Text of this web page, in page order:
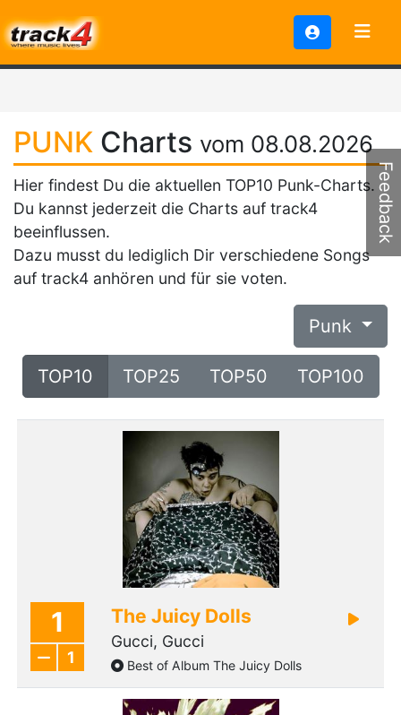
PUNK Charts vom 08.08.2026
Hier findest Du die aktuellen TOP10 Punk-Charts.
Du kannst jederzeit die Charts auf track4
beeinflussen.
Dazu musst du lediglich Dir verschiedene Songs
auf track4 anhören und für sie voten.
Punk
TOP10 TOP25 TOP50 TOP100
1
1
The Juicy Dolls
Gucci, Gucci
Best of Album The Juicy Dolls
Feedback